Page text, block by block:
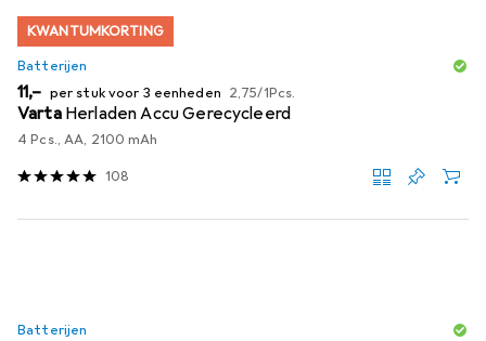
KWANTUMKORTING
Batterijen
EUR
11,– per stuk voor 3 eenheden EUR
2,75/1Pcs.
Varta Herladen Accu Gerecycleerd
4 Pcs., AA, 2100 mAh
108
Batterijen